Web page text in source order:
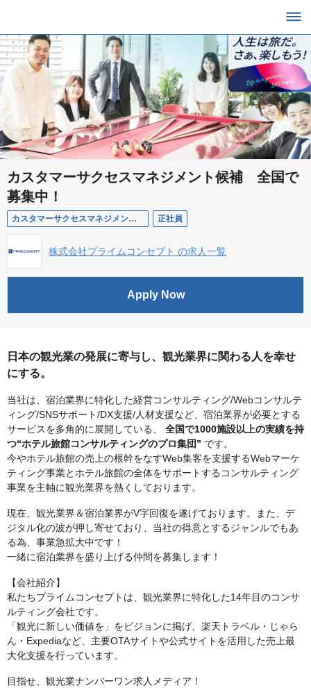
カスタマーサクセスマネジメント候補 全国で
募集中！
カスタマーサクセスマネジメント候補 正社員
株式会社プライムコンセプト の求人一覧
Apply Now
日本の観光業の発展に寄与し、観光業界に関わる人を幸せ
にする。
当社は、宿泊業界に特化した経営コンサルティング/Webコンサルテ
ィング/SNSサポート/DX支援/人材支援など、宿泊業界が必要とする
サービスを多角的に展開している、 全国で1000施設以上の実績を持
つ“ホテル旅館コンサルティングのプロ集団” です。
今やホテル旅館の売上の根幹をなすWeb集客を支援するWebマーケ
ティング事業とホテル旅館の全体をサポートするコンサルティング
事業を主軸に観光業界を熱くしております。
現在、観光業界＆宿泊業界がV字回復を遂げております。また、デ
ジタル化の波が押し寄せており、当社の得意とするジャンルでもあ
る為、事業急拡大中です！
一緒に宿泊業界を盛り上げる仲間を募集します！
【会社紹介】
私たちプライムコンセプトは、観光業界に特化した14年目のコンサ
ルティング会社です。
「観光に新しい価値を」をビジョンに掲げ、楽天トラベル・じゃら
ん・Expediaなど、主要OTAサイトや公式サイトを活用した売上最
大化支援を行っています。
目指せ、観光業ナンバーワン求人メディア！